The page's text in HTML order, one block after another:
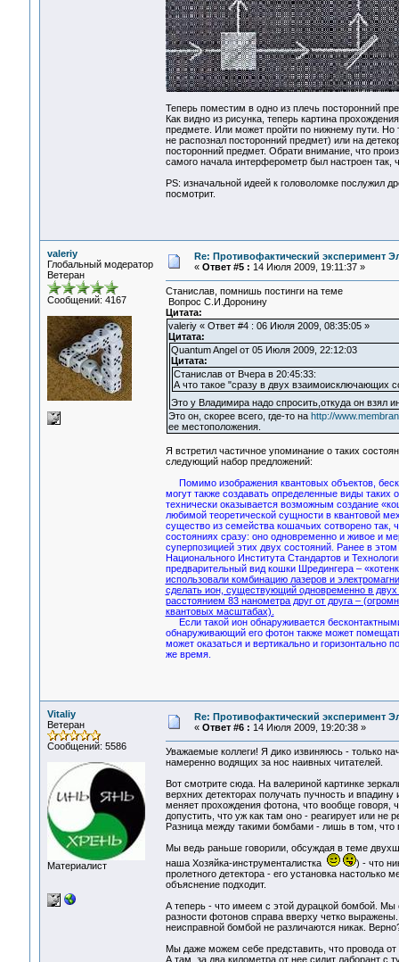
Теперь поместим в одно из плечь посторонний
Как видно из рисунка, теперь картина
предмете. Или может пройти по нижнему пути. Но
не распознал посторонний предмет) или на
посторонний предмет. Обрати внимание, что
самого начала интерферометр был настроен так,
PS: изначальной идеей к головоломке послужил
посмотрит.
valeriy
Глобальный модератор
Ветеран
Сообщений: 4167
Re: Противофактический эксперимент
« Ответ #5 : 14 Июля 2009, 19:11:37 »
Станислав, помнишь постинги на теме
Вопрос С.И.Доронину
Цитата:
valeriy « Ответ #4 : 06 Июля 2009, 08:35:05 »
Цитата:
Quantum Angel от 05 Июля 2009, 22:12:03
Цитата:
Станислав от Вчера в 20:45:33:
А что такое "сразу в двух взаимоисключающих
Это у Владимира надо спросить,откуда он
Это он, скорее всего, где-то на http://
ее местоположения.
Я встретил частичное упоминание о таких
следующий набор предложений:
Помимо изображения квантовых объектов,
могут также создавать определенные виды таких
технически оказывается возможным создание
любимой теоретической сущности в квантовой
существо из семейства кошачьих сотворено так,
состояниях сразу: оно одновременно и живое и
суперпозицией этих двух состояний. Ранее в этом
Национального Института Стандартов и
предварительный вид кошки Шредингера –
использовали комбинацию лазеров и
сделать ион, существующий одновременно в
расстоянием 83 нанометра друг от друга –
квантовых масштабах).
Если такой ион обнаруживается
обнаруживающий его фотон также может
может оказаться и вертикально и горизонтально
же время.
Vitaliy
Ветеран
Сообщений: 5586
Материалист
Re: Противофактический эксперимент
« Ответ #6 : 14 Июля 2009, 19:20:38 »
Уважаемые коллеги! Я дико извиняюсь - только
намеренно водящих за нос наивных читателей.
Вот смотрите сюда. На валериной картинке
верхних детекторах получать пучность и
меняет прохождения фотона, что вообще говоря,
допустить, что уж как там оно - реагирует или не
Разница между такими бомбами - лишь в том, что
Мы ведь раньше говорили, обсуждая в теме
наша Хозяйка-инструменталистка
) - что
пролетного детектора - его установка настолько
объяснение подходит.
А теперь - что имеем с этой дурацкой бомбой. Мы
разности фотонов справа вверху четко
неисправной бомбой не различаются никак.
Мы даже можем себе представить, что провода от
А там, за два километра от нее сидит лаборант с